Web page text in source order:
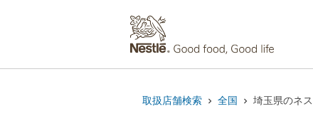
取扱店舗検索 全国 埼玉県のネ